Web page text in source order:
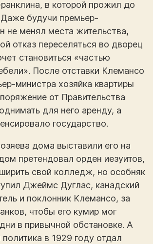
в которой прожил до
будучи премьер-
не менял места жительства,
отказ переселяться во дворец
становиться «частью
После отставки Клемансо
министра хозяйка квартиры
от Правительства
для него аренду, а
государство.
дома выставили его на
претендовал орден иезуитов,
свой колледж, но особняк
Джеймс Дуглас, канадский
и поклонник Клемансо, за
чтобы его кумир мог
в привычной обстановке. А
в 1929 году отдал